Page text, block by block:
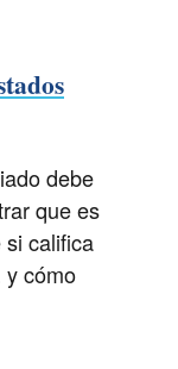
debe
que es
si califica
y cómo